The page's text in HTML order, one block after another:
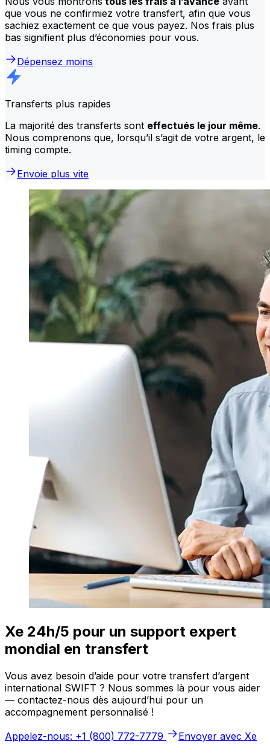
que vous ne confirmiez votre transfert, afin que vous
sachiez exactement ce que vous payez. Nos frais plus
bas signifient plus d’économies pour vous.
Dépensez moins
Transferts plus rapides
La majorité des transferts sont effectués le jour même.
Nous comprenons que, lorsqu’il s’agit de votre argent, le
timing compte.
Envoie plus vite
Xe 24h/5 pour un support expert
mondial en transfert
Vous avez besoin d’aide pour votre transfert d’argent
international SWIFT ? Nous sommes là pour vous aider
— contactez-nous dès aujourd’hui pour un
accompagnement personnalisé !
Appelez-nous: +1 (800) 772-7779
Envoyer avec Xe